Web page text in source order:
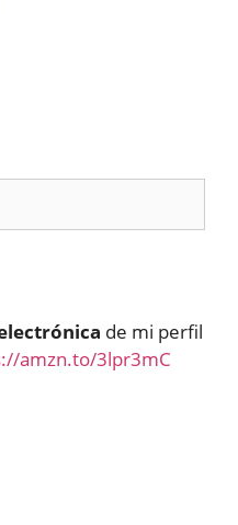
de mi perfil
amzn.to/3lpr3mC